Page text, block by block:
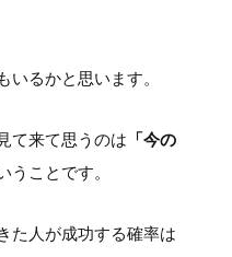
るかと思います。
て来て思うのは 「今の
うことです。
た人が成功する確率は